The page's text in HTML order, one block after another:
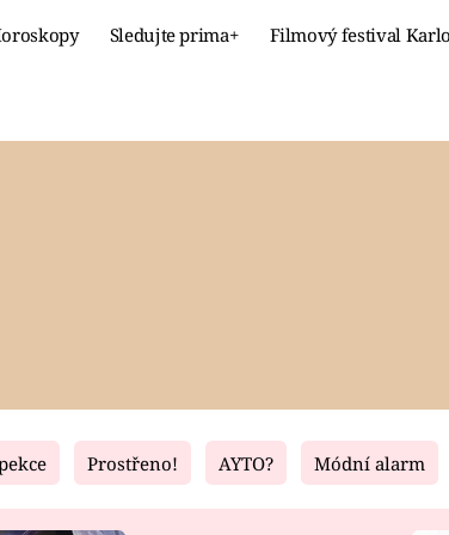
Sledujte prima+ Filmový festival
Fresh Living
Prostřeno! AYTO? Módní alarm